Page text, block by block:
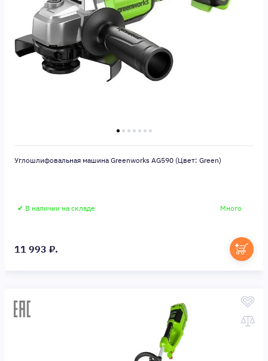
Углошлифовальная машина Greenworks AG590 (Цвет: Green)
✔ В наличии на складе Много
11 993 ₽.